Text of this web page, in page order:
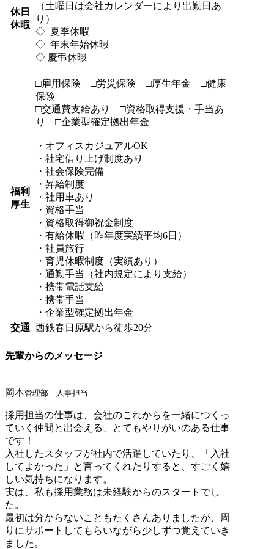
休日
休暇
（土曜日は会社カレンダーにより出勤日あ
り）
◇ 夏季休暇
◇ 年末年始休暇
◇ 慶弔休暇
福利
厚生
□雇用保険 □労災保険 □厚生年金 □健康
保険
□交通費支給あり □資格取得支援・手当あ
り □企業型確定拠出年金
・オフィスカジュアルOK
・社宅借り上げ制度あり
・社会保険完備
・昇給制度
・社用車あり
・資格手当
・資格取得御祝金制度
・有給休暇（昨年度実績平均6日）
・社員旅行
・育児休暇制度（実績あり）
・通勤手当（社内規定により支給）
・携帯電話支給
・携帯手当
・企業型確定拠出年金
交通
西鉄春日原駅から徒歩20分
先輩からのメッセージ
岡本管理部 人事担当
採用担当の仕事は、会社のこれからを一緒につくっ
ていく仲間と出会える、とてもやりがいのある仕事
です！
入社したスタッフが社内で活躍していたり、「入社
してよかった」と言ってくれたりすると、すごく嬉
しい気持ちになります。
実は、私も採用業務は未経験からのスタートでし
た。
最初は分からないこともたくさんありましたが、周
りにサポートしてもらいながら少しずつ覚えていき
ました。